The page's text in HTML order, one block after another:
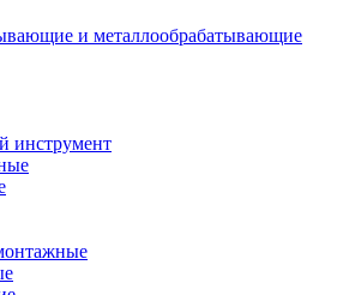
и металлообрабатывающие
инструмент